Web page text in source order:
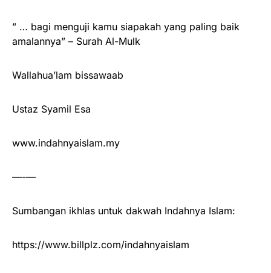
” … bagi menguji kamu siapakah yang paling baik
amalannya” – Surah Al-Mulk
Wallahua’lam bissawaab
Ustaz Syamil Esa
www.indahnyaislam.my
—-—
Sumbangan ikhlas untuk dakwah Indahnya Islam:
https://www.billplz.com/indahnyaislam